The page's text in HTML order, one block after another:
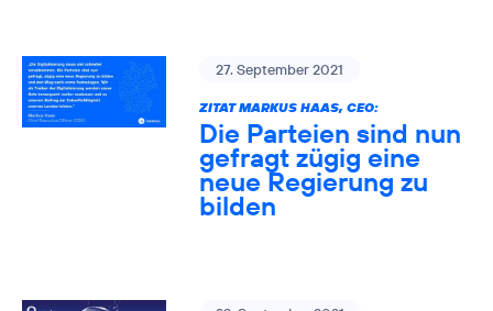
27. September 2021
ZITAT MARKUS HAAS, CEO:
Die Parteien sind nun
gefragt zügig eine
neue Regierung zu
bilden